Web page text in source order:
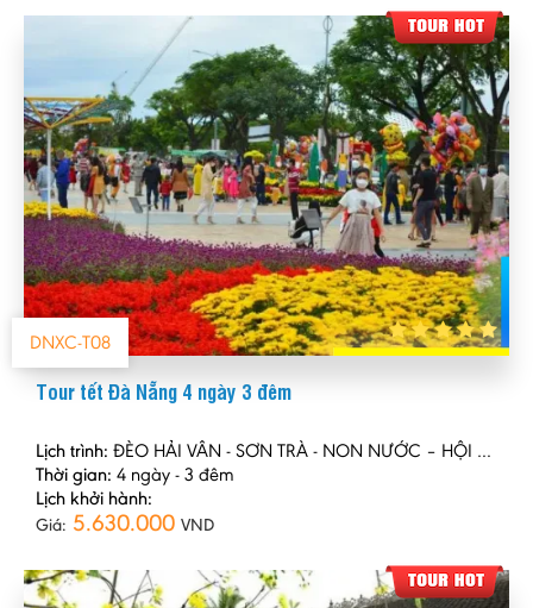
DNXC-T08
Tour tết Đà Nẵng 4 ngày 3 đêm
Lịch trình: ĐÈO HẢI VÂN - SƠN TRÀ - NON NƯỚC – HỘI AN – BÀ NÀ – NÚI THẦN TÀI
Thời gian: 4 ngày - 3 đêm
Lịch khởi hành:
Giá: 5.630.000 VND